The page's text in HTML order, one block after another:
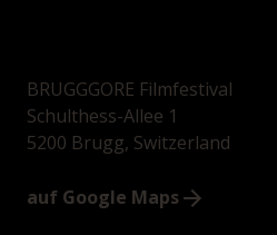
BRUGGGORE Filmfestival
Schulthess-Allee 1
5200 Brugg, Switzerland
auf Google Maps